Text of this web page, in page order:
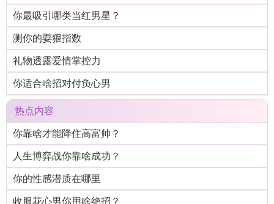
你最吸引哪类当红男星？
测你的耍狠指数
礼物透露爱情掌控力
你适合啥招对付负心男
热点内容
你靠啥才能降住高富帅？
人生博弈战你靠啥成功？
你的性感潜质在哪里
收服花心男你用啥绝招？